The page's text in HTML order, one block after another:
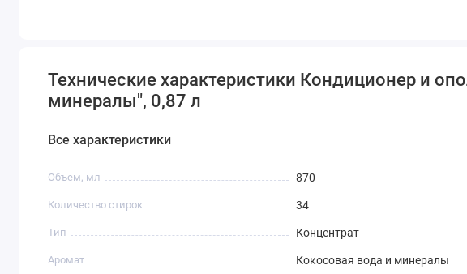
* до 100 дней интенсивного аромата при хранении белья без использования
Технические характеристики Кондиционер и
минералы", 0,87 л
Все характеристики
Объем, мл 870
Количество стирок 34
Тип Концентрат
Аромат Кокосовая вода и минералы